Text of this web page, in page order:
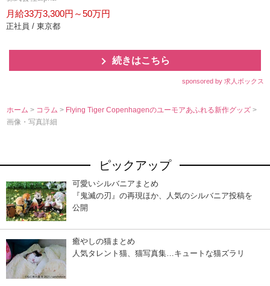
月給33万3,300円～50万円
正社員 / 東京都
続きはこちら
sponsored by 求人ボックス
ホーム > コラム> Flying Tiger Copenhagenのユーモアあふれる新作グッズ>
画像・写真詳細
ピックアップ
可愛いシルバニアまとめ
『鬼滅の刃』の再現ほか、人気のシルバニア投稿を
公開
癒やしの猫まとめ
人気タレント猫、猫写真集…キュートな猫ズラリ